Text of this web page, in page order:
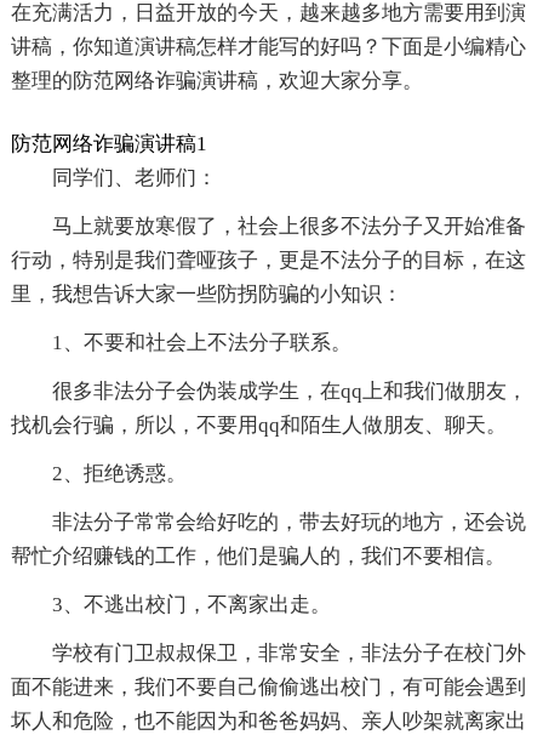
在充满活力，日益开放的今天，越来越多地方需要用到演
讲稿，你知道演讲稿怎样才能写的好吗？下面是小编精心
整理的防范网络诈骗演讲稿，欢迎大家分享。
防范网络诈骗演讲稿1
同学们、老师们：
马上就要放寒假了，社会上很多不法分子又开始准备
行动，特别是我们聋哑孩子，更是不法分子的目标，在这
里，我想告诉大家一些防拐防骗的小知识：
1、不要和社会上不法分子联系。
很多非法分子会伪装成学生，在qq上和我们做朋友，
找机会行骗，所以，不要用qq和陌生人做朋友、聊天。
2、拒绝诱惑。
非法分子常常会给好吃的，带去好玩的地方，还会说
帮忙介绍赚钱的工作，他们是骗人的，我们不要相信。
3、不逃出校门，不离家出走。
学校有门卫叔叔保卫，非常安全，非法分子在校门外
面不能进来，我们不要自己偷偷逃出校门，有可能会遇到
坏人和危险，也不能因为和爸爸妈妈、亲人吵架就离家出